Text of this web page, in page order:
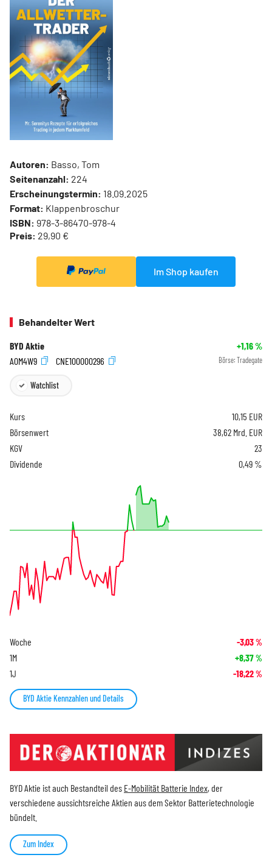
Autoren: Basso, Tom
Seitenanzahl: 224
Erscheinungstermin: 18.09.2025
Format: Klappenbroschur
ISBN: 978-3-86470-978-4
Preis: 29,90 €
Im Shop kaufen
Behandelter Wert
BYD Aktie +1,16%
A0M4W9
CNE100000296 Börse: Tradegate
Watchlist
Kurs 10,15 EUR
Börsenwert
38,62 Mrd. EUR
KGV
23
Dividende
0,49 %
Woche -3,03%
1M +8,37%
1J -18,22%
BYD Aktie Kennzahlen und Details
BYD Aktie ist auch Bestandteil des E-Mobilität Batterie Index, der
verschiedene aussichtsreiche Aktien aus dem Sektor Batterietechnologie
bündelt.
Zum Index